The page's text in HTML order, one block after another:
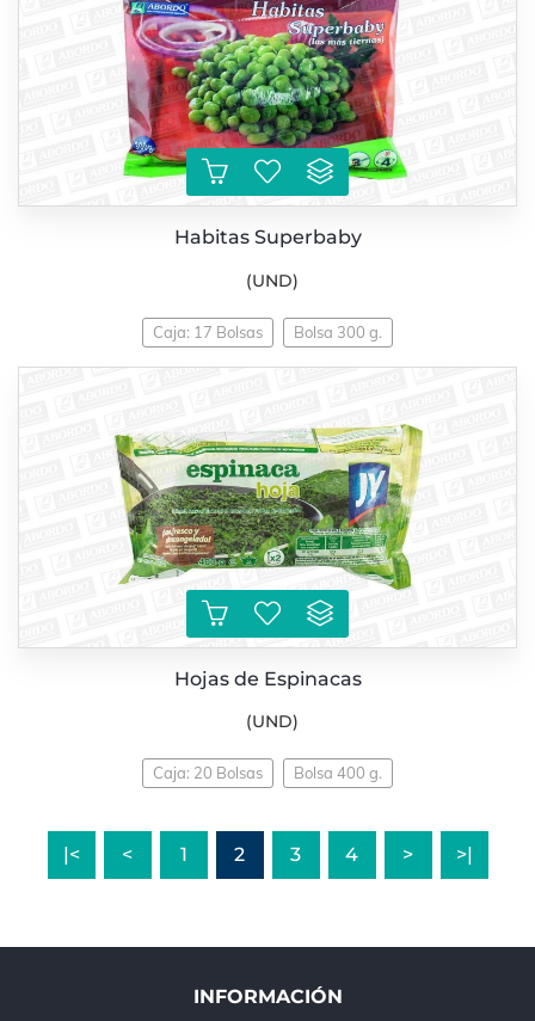
Habitas Superbaby
(UND)
Caja: 17 Bolsas Bolsa 300 g.
Hojas de Espinacas
(UND)
Caja: 20 Bolsas Bolsa 400 g.
|< < 1 2 3 4 > >|
INFORMACIÓN